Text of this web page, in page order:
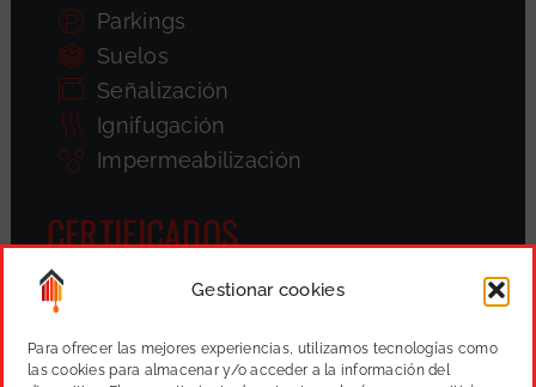
Gestionar cookies
Para ofrecer las mejores experiencias, utilizamos tecnologías como
las cookies para almacenar y/o acceder a la información del
Parkings
Suelos
Señalización
Ignifugación
Impermeabilización
CERTIFICADOS